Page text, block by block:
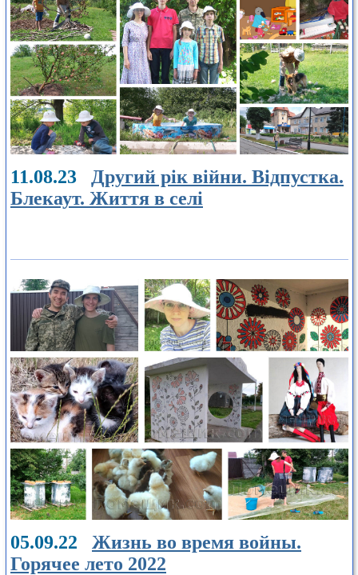
11.08.23 Другий рік війни. Відпустка.
Блекаут. Життя в селі
05.09.22 Жизнь во время войны.
Горячее лето 2022